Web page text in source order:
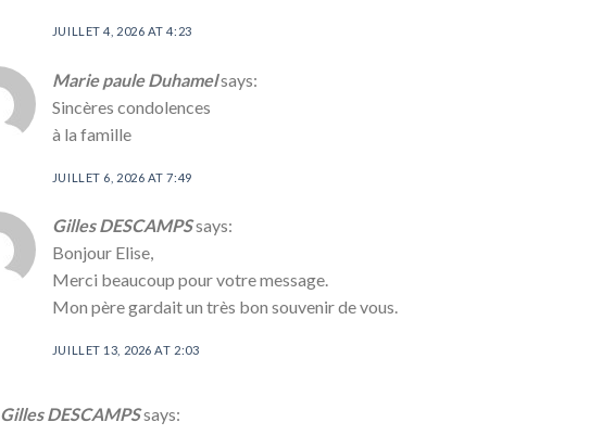
JUILLET 4, 2026 AT 4:23
Marie paule Duhamelsays:
Sincères condolences
à la famille
JUILLET 6, 2026 AT 7:49
Gilles DESCAMPSsays:
Bonjour Elise,
Merci beaucoup pour votre message.
Mon père gardait un très bon souvenir de vous.
JUILLET 13, 2026 AT 2:03
Gilles DESCAMPSsays: